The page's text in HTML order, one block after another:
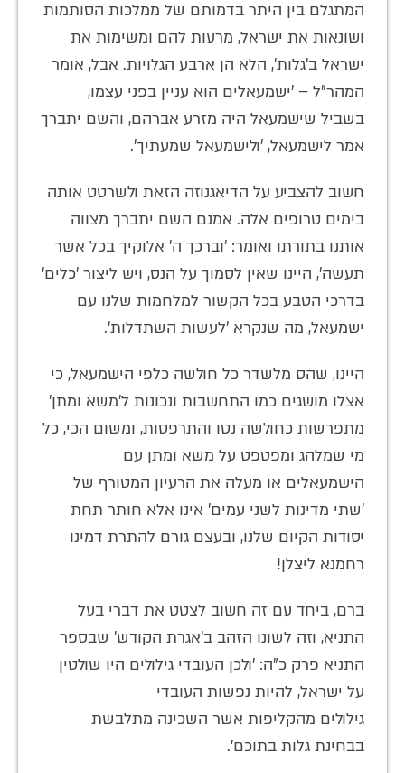
המתגלם בין היתר בדמותם של ממלכות הסותמות
ושונאות את ישראל, מרעות להם ומשימות את
ישראל ב'גלות', הלא הן ארבע הגלויות. אבל, אומר
המהר"ל – 'ישמעאלים הוא עניין בפני עצמו,
בשביל שישמעאל היה מזרע אברהם, והשם יתברך
אמר לישמעאל, 'ולישמעאל שמעתיך'.
חשוב להצביע על הדיאגנוזה הזאת ולשרטט אותה
בימים טרופים אלה. אמנם השם יתברך מצווה
אותנו בתורתו ואומר: 'וברכך ה' אלוקיך בכל אשר
תעשה', היינו שאין לסמוך על הנס, ויש ליצור 'כלים'
בדרכי הטבע בכל הקשור למלחמות שלנו עם
ישמעאל, מה שנקרא 'לעשות השתדלות'.
היינו, שהס מלשדר כל חולשה כלפי הישמעאל, כי
אצלו מושגים כמו התחשבות ונכונות ל'משא ומתן'
מתפרשות כחולשה נטו והתרפסות, ומשום הכי, כל
מי שמלהג ומפטפט על משא ומתן עם
הישמעאלים או מעלה את הרעיון המטורף של
'שתי מדינות לשני עמים' אינו אלא חותר תחת
יסודות הקיום שלנו, ובעצם גורם להתרת דמינו
רחמנא ליצלן!
ברם, ביחד עם זה חשוב לצטט את דברי בעל
התניא, וזה לשונו הזהב ב'אגרת הקודש' שבספר
התניא פרק כ"ה: 'ולכן העובדי גילולים היו שולטין
על ישראל, להיות נפשות העובדי
גילולים מהקליפות אשר השכינה מתלבשת
בבחינת גלות בתוכם'.